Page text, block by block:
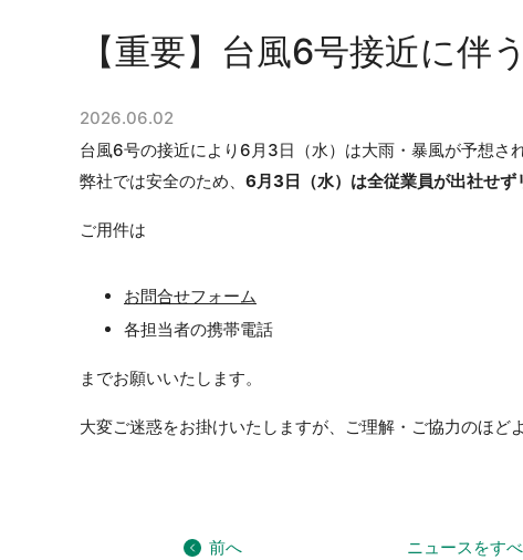
【重要】台風6号接近に伴
2026.06.02
台風6号の接近により6月3日（水）は大雨・暴風が予想さ
弊社では安全のため、 6月3日（水）は全従業員が出社せ
ご用件は
お問合せフォーム
各担当者の携帯電話
までお願いいたします。
大変ご迷惑をお掛けいたしますが、ご理解・ご協力のほど
前へ ニュースをす